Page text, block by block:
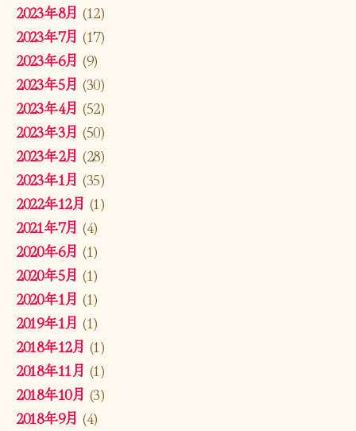
2023年8月 (12)
2023年7月 (17)
2023年6月 (9)
2023年5月 (30)
2023年4月 (52)
2023年3月 (50)
2023年2月 (28)
2023年1月 (35)
2022年12月 (1)
2021年7月 (4)
2020年6月 (1)
2020年5月 (1)
2020年1月 (1)
2019年1月 (1)
2018年12月 (1)
2018年11月 (1)
2018年10月 (3)
2018年9月 (4)